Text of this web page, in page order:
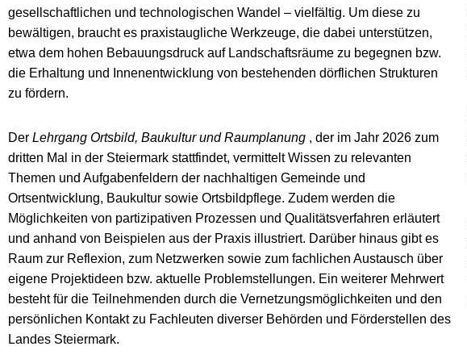
gesellschaftlichen und technologischen Wandel – vielfältig. Um diese zu
bewältigen, braucht es praxistaugliche Werkzeuge, die dabei unterstützen,
etwa dem hohen Bebauungsdruck auf Landschaftsräume zu begegnen bzw.
die Erhaltung und Innenentwicklung von bestehenden dörflichen Strukturen
zu fördern.
Der Lehrgang Ortsbild, Baukultur und Raumplanung , der im Jahr 2026 zum
dritten Mal in der Steiermark stattfindet, vermittelt Wissen zu relevanten
Themen und Aufgabenfeldern der nachhaltigen Gemeinde und
Ortsentwicklung, Baukultur sowie Ortsbildpflege. Zudem werden die
Möglichkeiten von partizipativen Prozessen und Qualitätsverfahren erläutert
und anhand von Beispielen aus der Praxis illustriert. Darüber hinaus gibt es
Raum zur Reflexion, zum Netzwerken sowie zum fachlichen Austausch über
eigene Projektideen bzw. aktuelle Problemstellungen. Ein weiterer Mehrwert
besteht für die Teilnehmenden durch die Vernetzungsmöglichkeiten und den
persönlichen Kontakt zu Fachleuten diverser Behörden und Förderstellen des
Landes Steiermark.